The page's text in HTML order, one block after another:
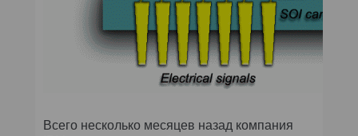
Всего несколько месяцев назад компания